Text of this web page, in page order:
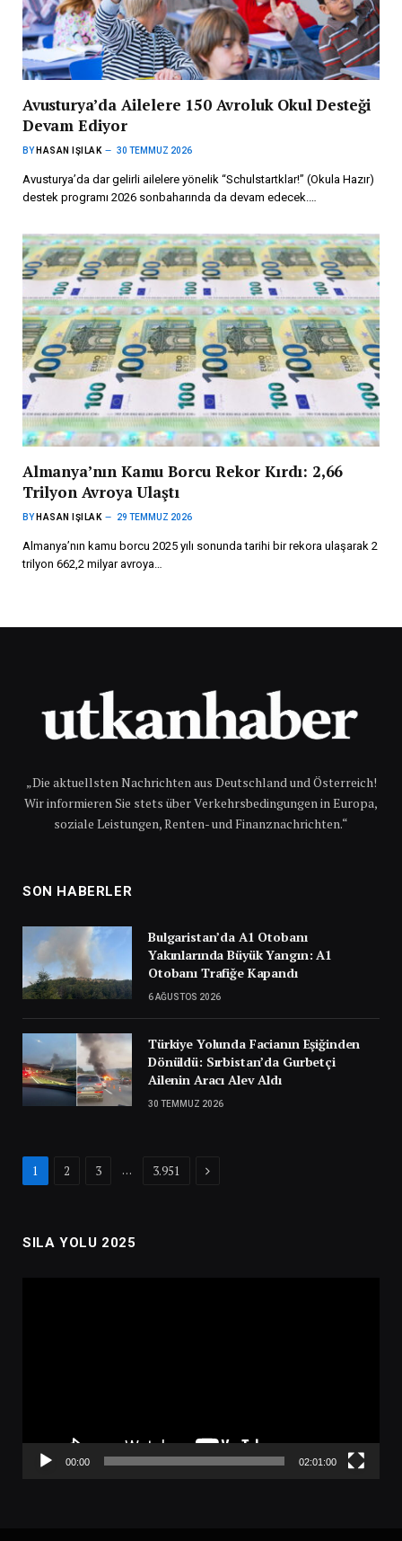
Avusturya’da Ailelere 150 Avroluk Okul Desteği
Devam Ediyor
BY HASAN IŞILAK 30 TEMMUZ 2026
Avusturya’da dar gelirli ailelere yönelik “Schulstartklar!” (Okula Hazır)
destek programı 2026 sonbaharında da devam edecek.…
Almanya’nın Kamu Borcu Rekor Kırdı: 2,66
Trilyon Avroya Ulaştı
BY HASAN IŞILAK 29 TEMMUZ 2026
Almanya’nın kamu borcu 2025 yılı sonunda tarihi bir rekora ulaşarak 2
trilyon 662,2 milyar avroya…
„Die aktuellsten Nachrichten aus Deutschland und Österreich!
Wir informieren Sie stets über Verkehrsbedingungen in Europa,
soziale Leistungen, Renten- und Finanznachrichten.“
SON HABERLER
Bulgaristan’da A1 Otobanı
Yakınlarında Büyük Yangın: A1
Otobanı Trafiğe Kapandı
6 AĞUSTOS 2026
Türkiye Yolunda Facianın Eşiğinden
Dönüldü: Sırbistan’da Gurbetçi
Ailenin Aracı Alev Aldı
30 TEMMUZ 2026
1 2 3 … 3.951 Next
SILA YOLU 2025
00:00 02:01:00